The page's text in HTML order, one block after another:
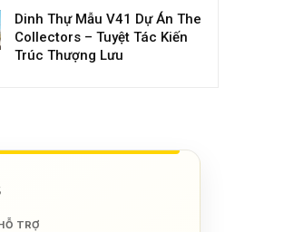
Dinh Thự Mẫu V41 Dự Án The
Collectors – Tuyệt Tác Kiến
Trúc Thượng Lưu
TRỢ